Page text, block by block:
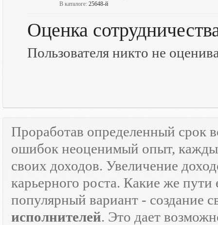
В каталоге: 25648-й
Оценка
Пользователя никто не
Проработав определенный срок
ошибок неоценимый опыт,
своих доходов. Увеличение
карьерного роста. Какие же пути
популярный вариант - создание
исполнителей. Это дает